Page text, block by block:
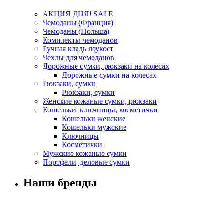
АКЦИЯ ДНЯ! SALE
Чемоданы (Франция)
Чемоданы (Польша)
Комплекты чемоданов
Ручная кладь лоукост
Чехлы для чемоданов
Дорожные сумки, рюкзаки на колесах
Дорожные сумки на колесах
Рюкзаки, сумки
Рюкзаки, сумки
Женские кожаные сумки, рюкзаки
Кошельки, ключницы, косметички
Кошельки женские
Кошельки мужские
Ключницы
Косметички
Мужские кожаные сумки
Портфели, деловые сумки
Наши бренды